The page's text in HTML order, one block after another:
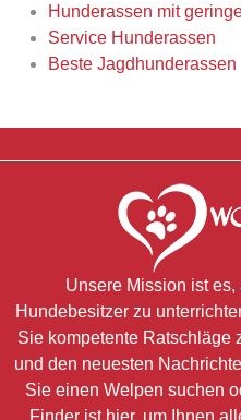
Hunderassen mit
Service Hunderassen
Beste Jagdhunderassen
Unsere Mission ist
Hundebesitzer zu
Sie kompetente Ratschläge
und den neuesten
Sie einen Welpen suchen
Finder ist hier, um Ihnen